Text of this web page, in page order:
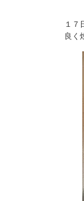
１７
良く